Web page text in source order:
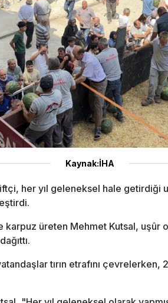
Kaynak:İHA
her yıl geleneksel hale getirdiği
üreten Mehmet Kutsal, uşûr
tırın etrafını